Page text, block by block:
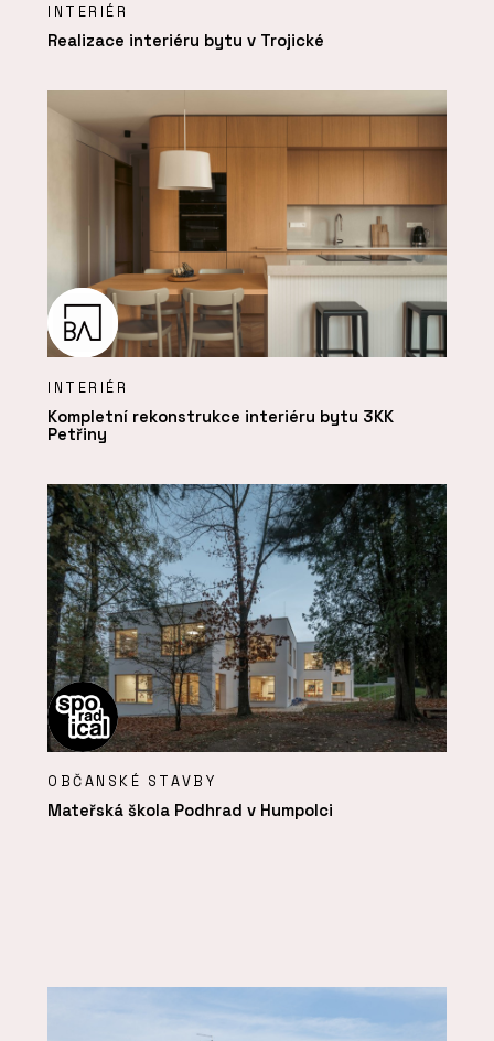
INTERIÉR
Realizace interiéru bytu v Trojické
INTERIÉR
Kompletní rekonstrukce interiéru bytu 3KK
Petřiny
OBČANSKÉ STAVBY
Mateřská škola Podhrad v Humpolci